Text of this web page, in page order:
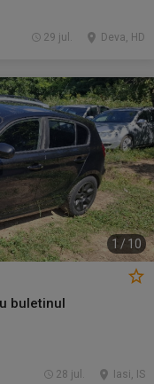
Deva, HD
29 jul.
1 /10
buletinul
Iasi, IS
28 jul.